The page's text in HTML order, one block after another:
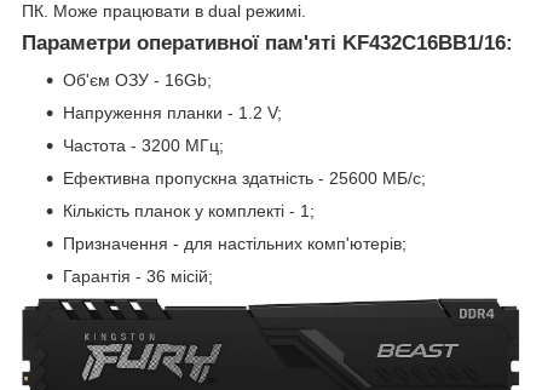
ПК. Може працювати в dual режимі.
Параметри оперативної пам'яті KF432C16BB1/16:
Об'єм ОЗУ - 16Gb;
Напруження планки - 1.2 V;
Частота - 3200 МГц;
Ефективна пропускна здатність - 25600 МБ/с;
Кількість планок у комплекті - 1;
Призначення - для настільних комп'ютерів;
Гарантія - 36 місій;